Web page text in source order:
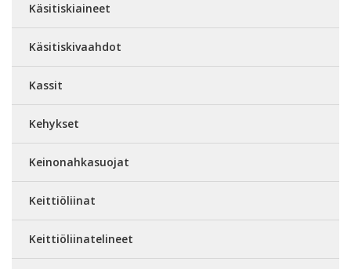
Käsitiskiaineet
Käsitiskivaahdot
Kassit
Kehykset
Keinonahkasuojat
Keittiöliinat
Keittiöliinatelineet